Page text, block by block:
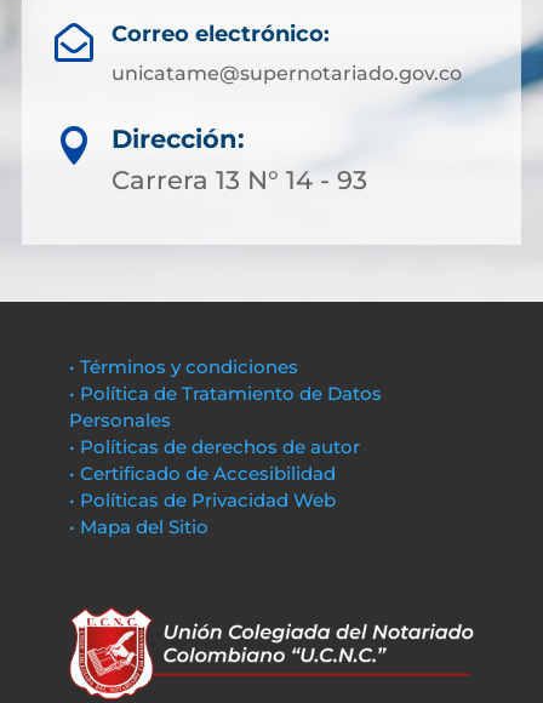
 Correo electrónico:
unicatame@supernotariado.gov.co

Dirección:
Carrera 13 N° 14 - 93
• Términos y condiciones
• Política de Tratamiento de Datos
Personales
• Políticas de derechos de autor
• Certificado de Accesibilidad
• Políticas de Privacidad Web
• Mapa del Sitio